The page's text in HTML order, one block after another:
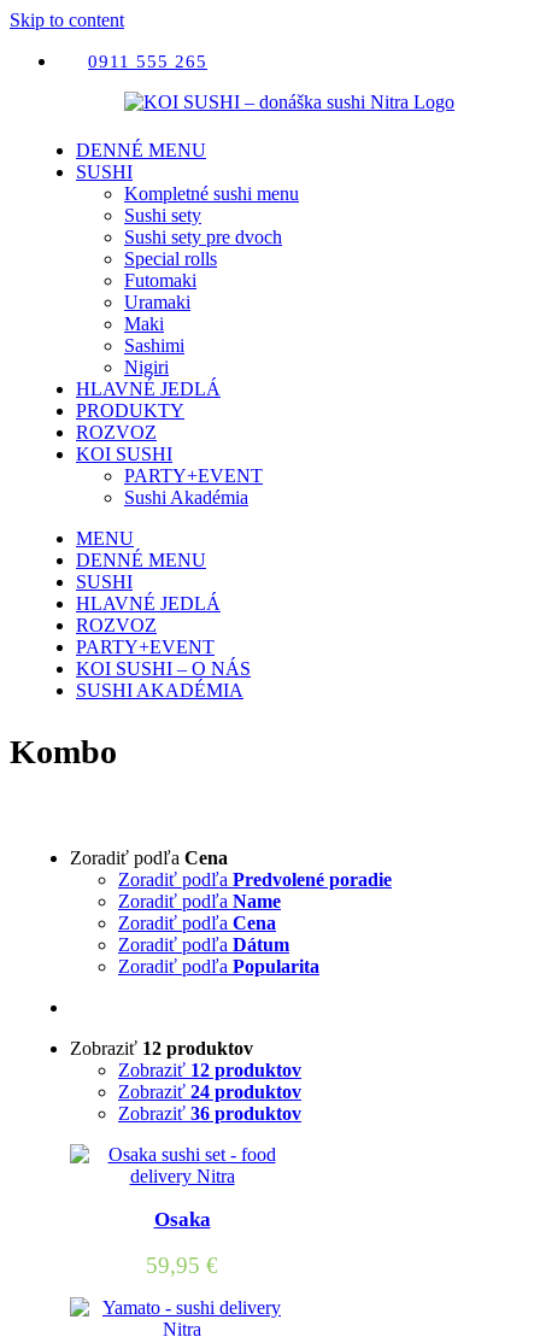
Skip to content
0911 555 265
DENNÉ MENU
SUSHI
Kompletné sushi menu
Sushi sety
Sushi sety pre dvoch
Special rolls
Futomaki
Uramaki
Maki
Sashimi
Nigiri
HLAVNÉ JEDLÁ
PRODUKTY
ROZVOZ
KOI SUSHI
PARTY+EVENT
Sushi Akadémia
MENU
DENNÉ MENU
SUSHI
HLAVNÉ JEDLÁ
ROZVOZ
PARTY+EVENT
KOI SUSHI – O NÁS
SUSHI AKADÉMIA
Kombo
Zoradiť podľa Cena
Zoradiť podľa Predvolené poradie
Zoradiť podľa Name
Zoradiť podľa Cena
Zoradiť podľa Dátum
Zoradiť podľa Popularita
Zobraziť 12 produktov
Zobraziť 12 produktov
Zobraziť 24 produktov
Zobraziť 36 produktov
Osaka
59,95 €